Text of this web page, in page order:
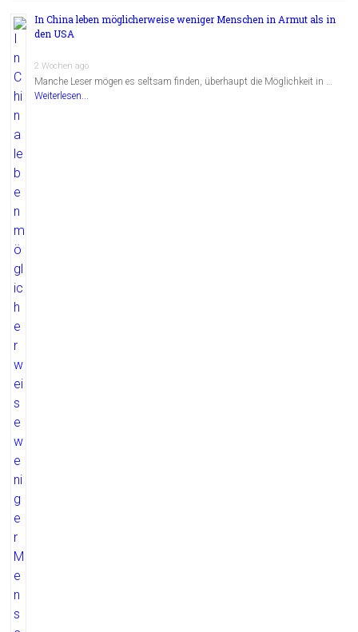
In China leben möglicherweise weniger Menschen in Armut als in
den USA
2 Wochen ago
Manche Leser mögen es seltsam finden, überhaupt die Möglichkeit in …
Weiterlesen...